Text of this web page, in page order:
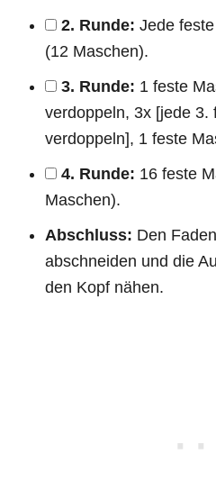
2. Runde: Jede
(12 Maschen).
3. Runde: 1 feste
verdoppeln, 3x [jede 3.
verdoppeln], 1 feste
4. Runde: 16 feste
Maschen).
Abschluss: Den
abschneiden und die
den Kopf nähen.